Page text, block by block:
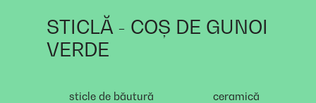
STICLĂ - COȘ DE GUNOI
VERDE
sticle de băutură
ceramică